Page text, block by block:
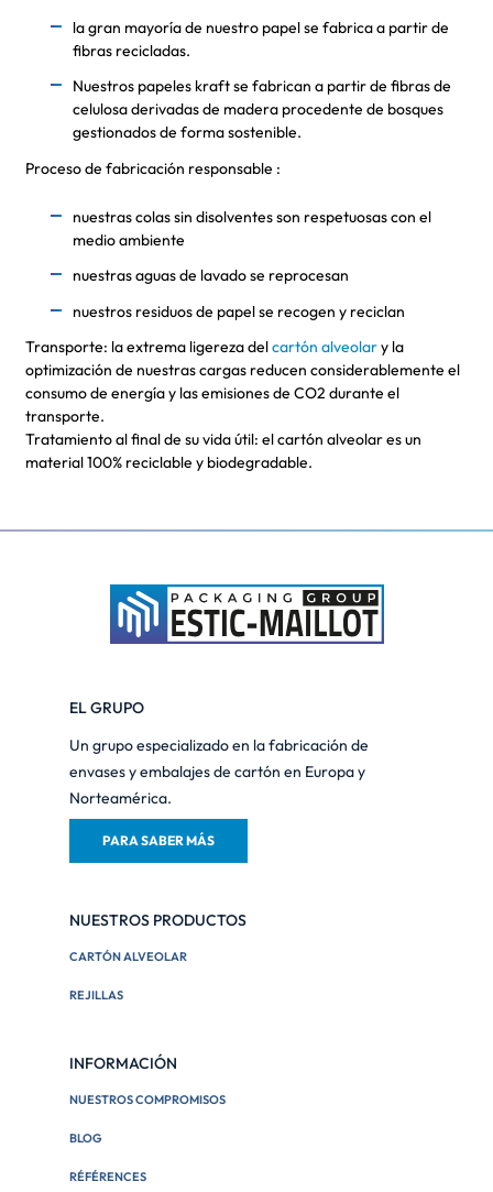
la gran mayoría de nuestro papel se fabrica a partir de
fibras recicladas.
Nuestros papeles kraft se fabrican a partir de fibras de
celulosa derivadas de madera procedente de bosques
gestionados de forma sostenible.
Proceso de fabricación responsable :
nuestras colas sin disolventes son respetuosas con el
medio ambiente
nuestras aguas de lavado se reprocesan
nuestros residuos de papel se recogen y reciclan
Transporte: la extrema ligereza delcartón alveolary la
optimización de nuestras cargas reducen considerablemente el
consumo de energía y las emisiones de CO2 durante el
transporte.
Tratamiento al final de su vida útil: el cartón alveolar es un
material 100% reciclable y biodegradable.
EL GRUPO
Un grupo especializado en la fabricación de
envases y embalajes de cartón en Europa y
Norteamérica.
PARA SABER MÁS
NUESTROS PRODUCTOS
CARTÓN ALVEOLAR
REJILLAS
INFORMACIÓN
NUESTROS COMPROMISOS
BLOG
RÉFÉRENCES